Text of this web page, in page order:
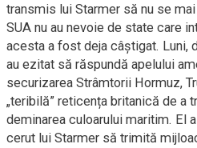
transmis lui Starmer să nu se
SUA nu au nevoie de state care
acesta a fost deja câștigat. Luni,
au ezitat să răspundă apelului
securizarea Strâmtorii Hormuz,
„teribilă” reticența britanică de a
deminarea culoarului maritim. El
cerut lui Starmer să trimită